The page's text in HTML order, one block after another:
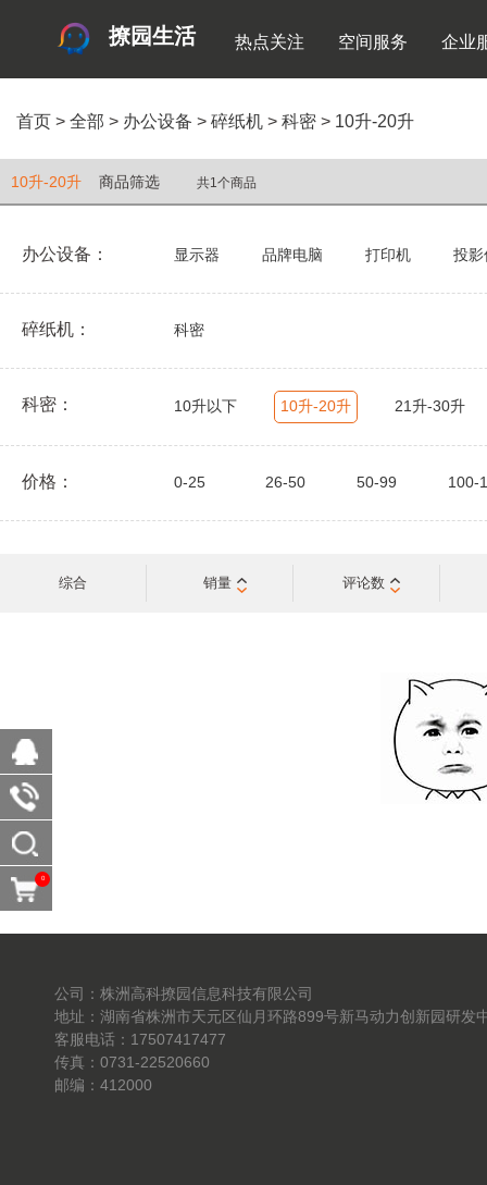
撩园生活 热点关注 空间服务 企业
首页 > 全部 > 办公设备 > 碎纸机 > 科密 > 10升-20升
10升-20升 商品筛选 共1个商品
办公设备： 显示器 品牌电脑 打印机 投影
碎纸机： 科密
科密： 10升以下 10升-20升 21升-30升
价格： 0-25 26-50 50-99 100-
综合 销量 评论数
公司：株洲高科撩园信息科技有限公司
地址：湖南省株洲市天元区仙月环路899号新马动力创新园研发
客服电话：17507417477
传真：0731-22520660
邮编：412000
0